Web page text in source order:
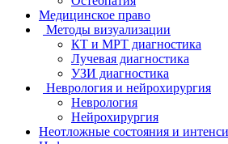
Медицинское право
Методы визуализации
КТ и МРТ диагностика
Лучевая диагностика
УЗИ диагностика
Неврология и нейрохирургия
Неврология
Нейрохирургия
Неотложные состояния и